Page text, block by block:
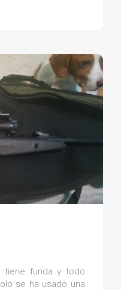
tiene funda y todo
se ha usado una